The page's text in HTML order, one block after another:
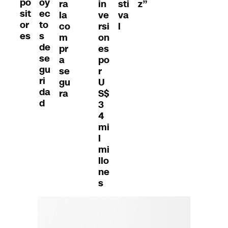
sit
or
es
ec
to
s
de
se
gu
ri
da
d
ra
la
co
m
pr
a
se
gu
ra
in
ve
rsi
on
es
po
r
U
S$
3
4
mi
l
mi
llo
ne
s
sti
va
l
z”